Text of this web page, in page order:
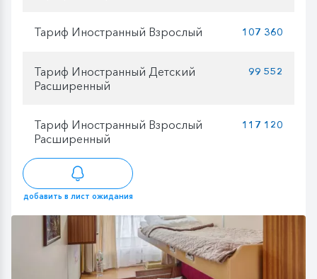
Тариф Иностранный Взрослый 107 360
Тариф Иностранный Детский
Расширенный
99 552
Тариф Иностранный Взрослый
Расширенный
117 120
добавить в лист ожидания